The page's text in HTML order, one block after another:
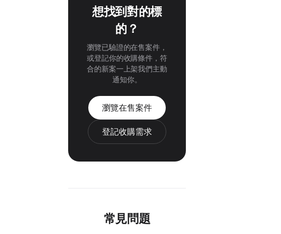
想找到對的標
的？
瀏覽已驗證的在售案件，
或登記你的收購條件，符
合的新案一上架我們主動
通知你。
瀏覽在售案件
登記收購需求
常見問題